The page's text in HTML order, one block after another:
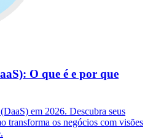
O que é e por que
em 2026. Descubra seus
transforma os negócios com visões